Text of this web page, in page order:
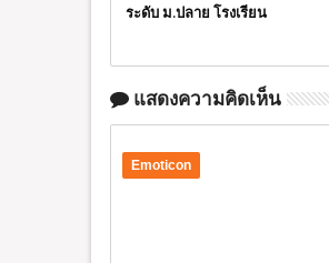
ระดับ ม.ปลาย โรงเรียน
แสดงความคิดเห็น
Emoticon